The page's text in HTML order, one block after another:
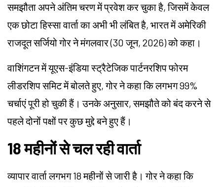
समझौता अपने अंतिम चरण में प्रवेश कर चुका है, जिसमें केवल
एक छोटा हिस्सा वार्ता का अभी भी लंबित है, भारत में अमेरिकी
राजदूत सर्जियो गोर ने मंगलवार (30 जून, 2026) को कहा।
वाशिंगटन में यूएस-इंडिया स्ट्रैटेजिक पार्टनरशिप फोरम
लीडरशिप समिट में बोलते हुए, गोर ने कहा कि लगभग 99%
चर्चाएं पूरी हो चुकी हैं। उनके अनुसार, समझौते को बंद करने से
पहले दोनों पक्षों पर कुछ मुद्दे बने हुए हैं।
18 महीनों से चल रही वार्ता
व्यापार वार्ता लगभग 18 महीनों से जारी है। गोर ने कहा कि